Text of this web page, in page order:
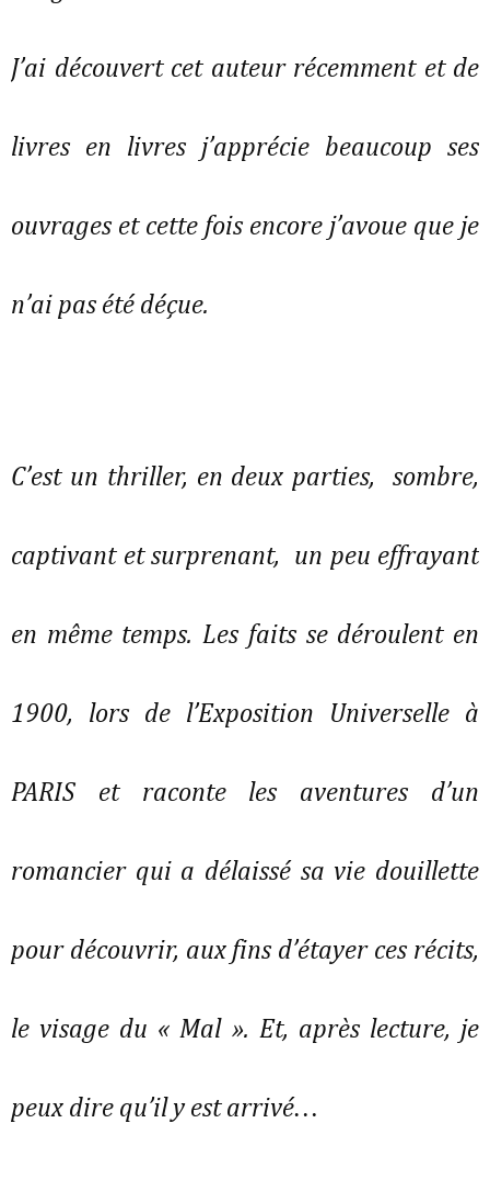
J’ai découvert cet auteur récemment et de
livres en livres j’apprécie beaucoup ses
ouvrages et cette fois encore j’avoue que je
n’ai pas été déçue.
C’est un thriller, en deux parties, sombre,
captivant et surprenant, un peu effrayant
en même temps. Les faits se déroulent en
1900, lors de l’Exposition Universelle à
PARIS et raconte les aventures d’un
romancier qui a délaissé sa vie douillette
pour découvrir, aux fins d’étayer ces récits,
le visage du « Mal ». Et, après lecture, je
peux dire qu’il y est arrivé…